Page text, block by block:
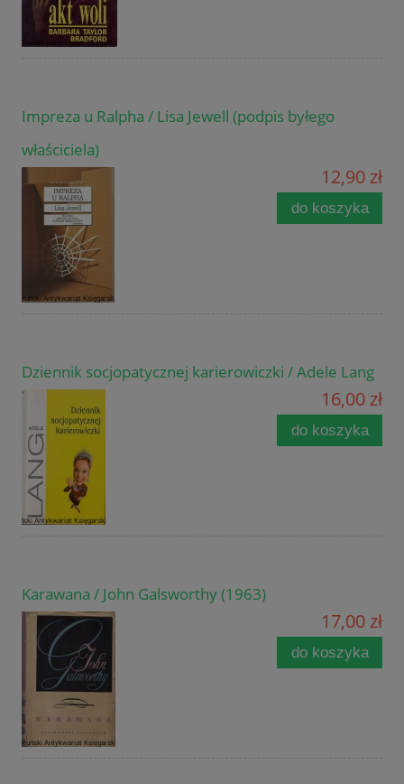
Impreza u Ralpha / Lisa Jewell (podpis byłego
właściciela)
12,90 zł
do koszyka
Dziennik socjopatycznej karierowiczki / Adele Lang
16,00 zł
do koszyka
Karawana / John Galsworthy (1963)
17,00 zł
do koszyka